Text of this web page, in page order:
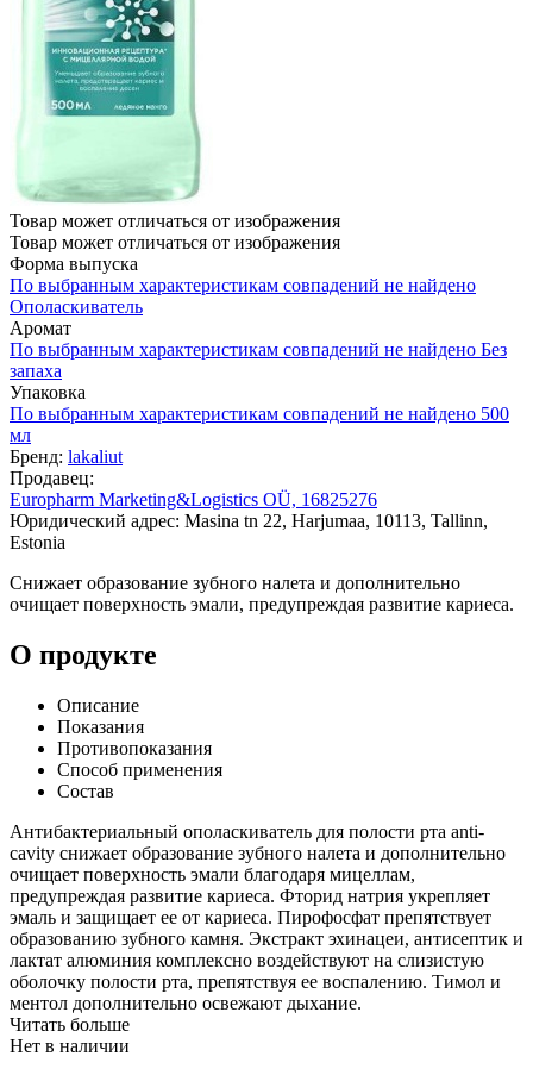
Товар может отличаться от изображения
Товар может отличаться от изображения
Форма выпуска
По выбранным характеристикам совпадений не найдено
Ополаскиватель
Аромат
По выбранным характеристикам совпадений не найдено Без
запаха
Упаковка
По выбранным характеристикам совпадений не найдено 500
мл
Бренд: lakaliut
Продавец:
Europharm Marketing&Logistics OÜ, 16825276
Юридический адрес: Masina tn 22, Harjumaa, 10113, Tallinn,
Estonia
Снижает образование зубного налета и дополнительно
очищает поверхность эмали, предупреждая развитие кариеса.
О продукте
Описание
Показания
Противопоказания
Способ применения
Состав
Антибактериальный ополаскиватель для полости рта anti-
cavity снижает образование зубного налета и дополнительно
очищает поверхность эмали благодаря мицеллам,
предупреждая развитие кариеса. Фторид натрия укрепляет
эмаль и защищает ее от кариеса. Пирофосфат препятствует
образованию зубного камня. Экстракт эхинацеи, антисептик и
лактат алюминия комплексно воздействуют на слизистую
оболочку полости рта, препятствуя ее воспалению. Тимол и
ментол дополнительно освежают дыхание.
Читать больше
Нет в наличии